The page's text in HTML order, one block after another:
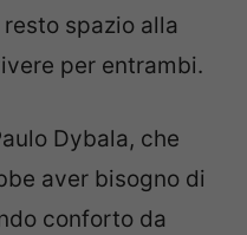
spazio alla
per entrambi.
Dybala, che
aver bisogno di
conforto da